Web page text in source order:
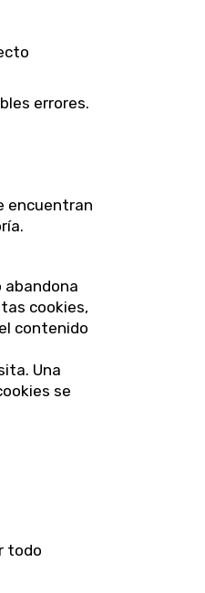
errores.
encuentran
abandona
cookies,
contenido
Una
se
todo